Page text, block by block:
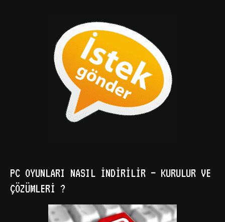
PC OYUNLARI NASIL İNDIRILIR – KURULUR VE
ÇÖZÜMLERI ?